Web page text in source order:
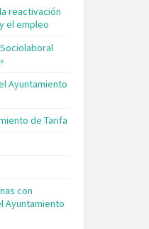
reactivación
el empleo
Ayuntamiento
de Tarifa
con
Ayuntamiento